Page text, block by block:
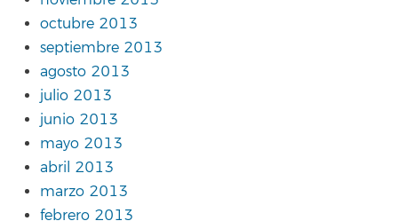
octubre 2013
septiembre 2013
agosto 2013
julio 2013
junio 2013
mayo 2013
abril 2013
marzo 2013
febrero 2013